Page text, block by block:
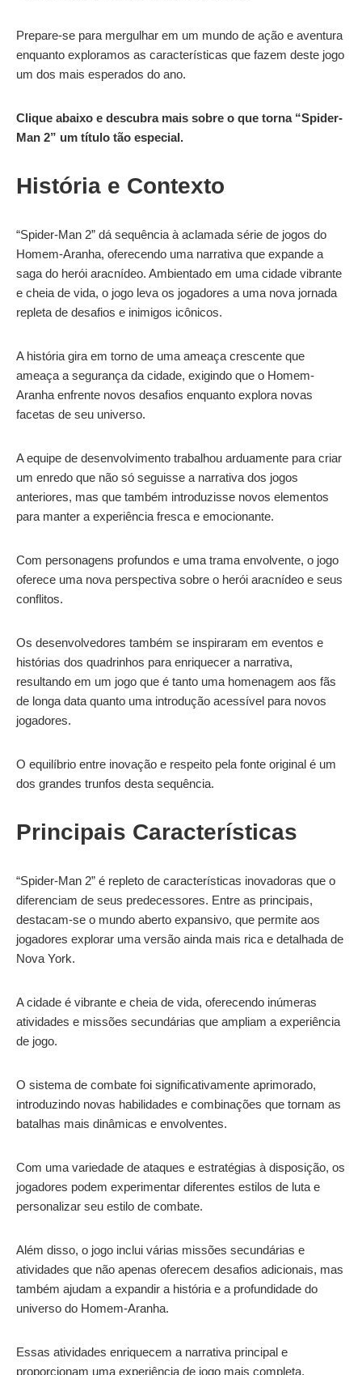
Prepare-se para mergulhar em um mundo de ação e aventura
enquanto exploramos as características que fazem deste jogo
um dos mais esperados do ano.
Clique abaixo e descubra mais sobre o que torna “Spider-
Man 2” um título tão especial.
História e Contexto
“Spider-Man 2” dá sequência à aclamada série de jogos do
Homem-Aranha, oferecendo uma narrativa que expande a
saga do herói aracnídeo. Ambientado em uma cidade vibrante
e cheia de vida, o jogo leva os jogadores a uma nova jornada
repleta de desafios e inimigos icônicos.
A história gira em torno de uma ameaça crescente que
ameaça a segurança da cidade, exigindo que o Homem-
Aranha enfrente novos desafios enquanto explora novas
facetas de seu universo.
A equipe de desenvolvimento trabalhou arduamente para criar
um enredo que não só seguisse a narrativa dos jogos
anteriores, mas que também introduzisse novos elementos
para manter a experiência fresca e emocionante.
Com personagens profundos e uma trama envolvente, o jogo
oferece uma nova perspectiva sobre o herói aracnídeo e seus
conflitos.
Os desenvolvedores também se inspiraram em eventos e
histórias dos quadrinhos para enriquecer a narrativa,
resultando em um jogo que é tanto uma homenagem aos fãs
de longa data quanto uma introdução acessível para novos
jogadores.
O equilíbrio entre inovação e respeito pela fonte original é um
dos grandes trunfos desta sequência.
Principais Características
“Spider-Man 2” é repleto de características inovadoras que o
diferenciam de seus predecessores. Entre as principais,
destacam-se o mundo aberto expansivo, que permite aos
jogadores explorar uma versão ainda mais rica e detalhada de
Nova York.
A cidade é vibrante e cheia de vida, oferecendo inúmeras
atividades e missões secundárias que ampliam a experiência
de jogo.
O sistema de combate foi significativamente aprimorado,
introduzindo novas habilidades e combinações que tornam as
batalhas mais dinâmicas e envolventes.
Com uma variedade de ataques e estratégias à disposição, os
jogadores podem experimentar diferentes estilos de luta e
personalizar seu estilo de combate.
Além disso, o jogo inclui várias missões secundárias e
atividades que não apenas oferecem desafios adicionais, mas
também ajudam a expandir a história e a profundidade do
universo do Homem-Aranha.
Essas atividades enriquecem a narrativa principal e
proporcionam uma experiência de jogo mais completa.